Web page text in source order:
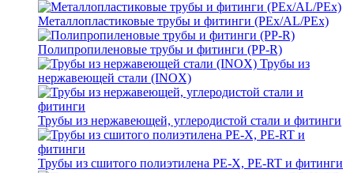
Металлопластиковые трубы и фитинги (PEx/AL/PEx)
Полипропиленовые трубы и фитинги (PP-R)
Трубы из
нержавеющей стали (INOX)
Трубы из нержавеющей, углеродистой стали и фитинги
Трубы из сшитого полиэтилена PE-X, PE-RT и фитинги